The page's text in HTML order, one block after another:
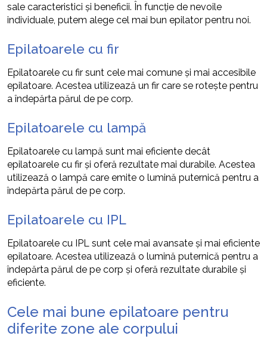
sale caracteristici și beneficii. În funcție de nevoile
individuale, putem alege cel mai bun epilator pentru noi.
Epilatoarele cu fir
Epilatoarele cu fir sunt cele mai comune și mai accesibile
epilatoare. Acestea utilizează un fir care se rotește pentru
a îndepărta părul de pe corp.
Epilatoarele cu lampă
Epilatoarele cu lampă sunt mai eficiente decât
epilatoarele cu fir și oferă rezultate mai durabile. Acestea
utilizează o lampă care emite o lumină puternică pentru a
îndepărta părul de pe corp.
Epilatoarele cu IPL
Epilatoarele cu IPL sunt cele mai avansate și mai eficiente
epilatoare. Acestea utilizează o lumină puternică pentru a
îndepărta părul de pe corp și oferă rezultate durabile și
eficiente.
Cele mai bune epilatoare pentru
diferite zone ale corpului